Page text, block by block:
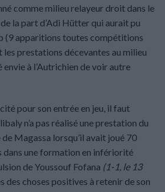
comme milieu relayeur droit dans le
la part d’Adi Hütter qui aurait pu
(9 apparitions toutes compétitions
les prestations décevantes au milieu
à l’Autrichien de voir autre
pour son entrée en jeu, il faut
n’a pas réalisé une prestation du
Magassa lorsqu’il avait joué 70
dans une formation en infériorité
de Youssouf Fofana (1-1, le 13
des choses positives à retenir de son